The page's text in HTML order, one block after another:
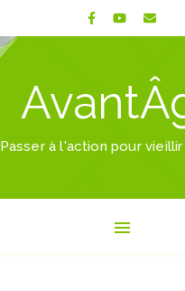
Passer à l'action pour